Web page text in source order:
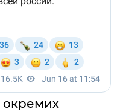
окремих